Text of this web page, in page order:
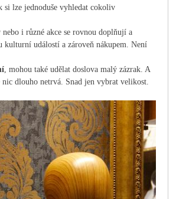
si lze jednoduše vyhledat cokoliv
nebo i různé akce se rovnou doplňují a
událostí a zároveň nákupem. Není
, mohou také udělat doslova malý zázrak. A
dlouho netrvá. Snad jen vybrat velikost.